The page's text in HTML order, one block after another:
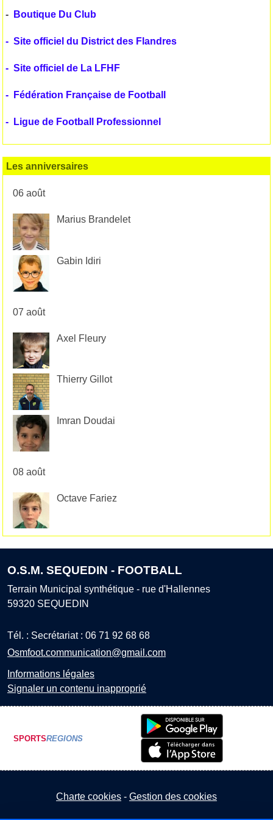
- Boutique Du Club
- Site officiel du District des Flandres
- Site officiel de La LFHF
- Fédération Française de Football
- Ligue de Football Professionnel
Les anniversaires
06 août
Marius Brandelet
Gabin Idiri
07 août
Axel Fleury
Thierry Gillot
Imran Doudai
08 août
Octave Fariez
O.S.M. SEQUEDIN - FOOTBALL
Terrain Municipal synthétique - rue d'Hallennes
59320 SEQUEDIN
Tél. : Secrétariat : 06 71 92 68 68
Osmfoot.communication@gmail.com
Informations légales
Signaler un contenu inapproprié
SPORTSREGIONS
Charte cookies Gestion des cookies